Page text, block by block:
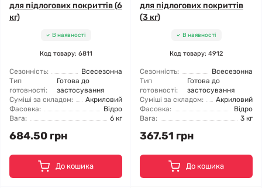
для підлогових покриттів (6
кг)
В наявності
Код товару: 6811
Сезонність:
Всесезонна
Тип
готовності:
Готова до
застосування
Суміші за складом:
Акриловий
Фасовка:
Відро
Вага:
6 кг
684.50 грн
До кошика
для підлогових покриттів
(3 кг)
В наявності
Код товару: 4912
Сезонність:
Всесезонна
Тип
готовності:
Готова до
застосування
Суміші за складом:
Акриловий
Фасовка:
Відро
Вага:
3 кг
367.51 грн
До кошика